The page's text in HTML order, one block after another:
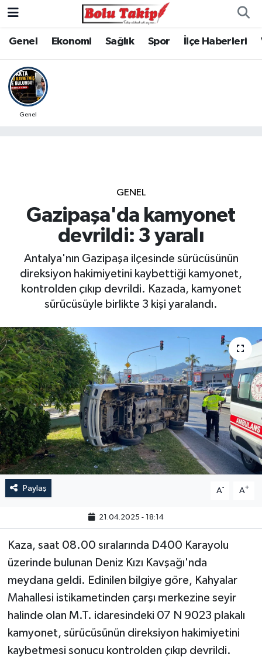
Genel Ekonomi Sağlık Spor İlçe Haberleri
Genel
GENEL
Gazipaşa'da kamyonet
devrildi: 3 yaralı
Antalya'nın Gazipaşa ilçesinde sürücüsünün
direksiyon hakimiyetini kaybettiği kamyonet,
kontrolden çıkıp devrildi. Kazada, kamyonet
sürücüsüyle birlikte 3 kişi yaralandı.
Paylaş A- A+
21.04.2025 - 18:14
Kaza, saat 08.00 sıralarında D400 Karayolu
üzerinde bulunan Deniz Kızı Kavşağı'nda
meydana geldi. Edinilen bilgiye göre, Kahyalar
Mahallesi istikametinden çarşı merkezine seyir
halinde olan M.T. idaresindeki 07 N 9023 plakalı
kamyonet, sürücüsünün direksiyon hakimiyetini
kaybetmesi sonucu kontrolden çıkıp devrildi.